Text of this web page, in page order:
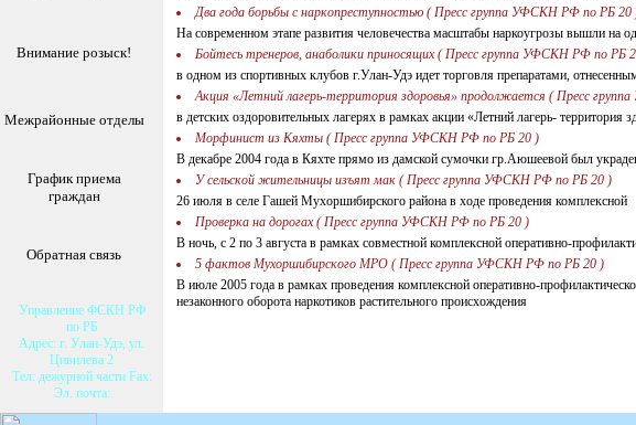
Внимание розыск!
Межрайонные отделы
График приема
граждан
Обратная связь
Управление ФСКН РФ
по РБ
Адрес: г. Улан-Удэ, ул.
Цивилева 2
Тел: дежурной части Fax:
Эл. почта:
Два года борьбы с наркопреступностью ( Пресс группа УФСКН РФ по РБ 20
На современном этапе развития человечества масштабы наркоугрозы вышли на
Бойтесь тренеров, анаболики приносящих ( Пресс группа УФСКН РФ по РБ
в одном из спортивных клубов г.Улан-Удэ идет торговля препаратами,
Акция «Летний лагерь-территория здоровья» продолжается ( Пресс
в детских оздоровительных лагерях в рамках акции «Летний лагерь-
Морфинист из Кяхты ( Пресс группа УФСКН РФ по РБ 20 )
В декабре 2004 года в Кяхте прямо из дамской сумочки гр.Аюшеевой был
У сельской жительницы изъят мак ( Пресс группа УФСКН РФ по РБ 20 )
26 июля в селе Гашей Мухоршибирского района в ходе проведения комплексной
Проверка на дорогах ( Пресс группа УФСКН РФ по РБ 20 )
В ночь, с 2 по 3 августа в рамках совместной комплексной оперативно-
5 фактов Мухоршибирского МРО ( Пресс группа УФСКН РФ по РБ 20 )
В июле 2005 года в рамках проведения комплексной оперативно-
незаконного оборота наркотиков растительного происхождения